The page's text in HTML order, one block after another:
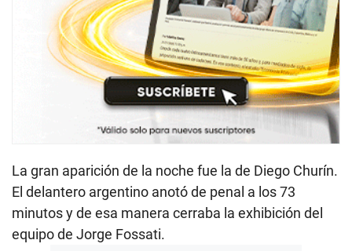
La gran aparición de la noche fue la de Diego Churín.
El delantero argentino anotó de penal a los 73
minutos y de esa manera cerraba la exhibición del
equipo de Jorge Fossati.